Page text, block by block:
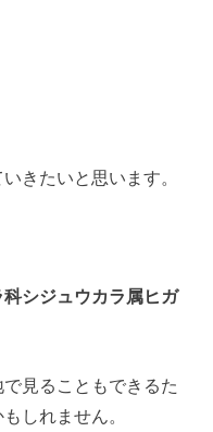
きたいと思います。
シジュウカラ属ヒガ
見ることもできるた
しれません。